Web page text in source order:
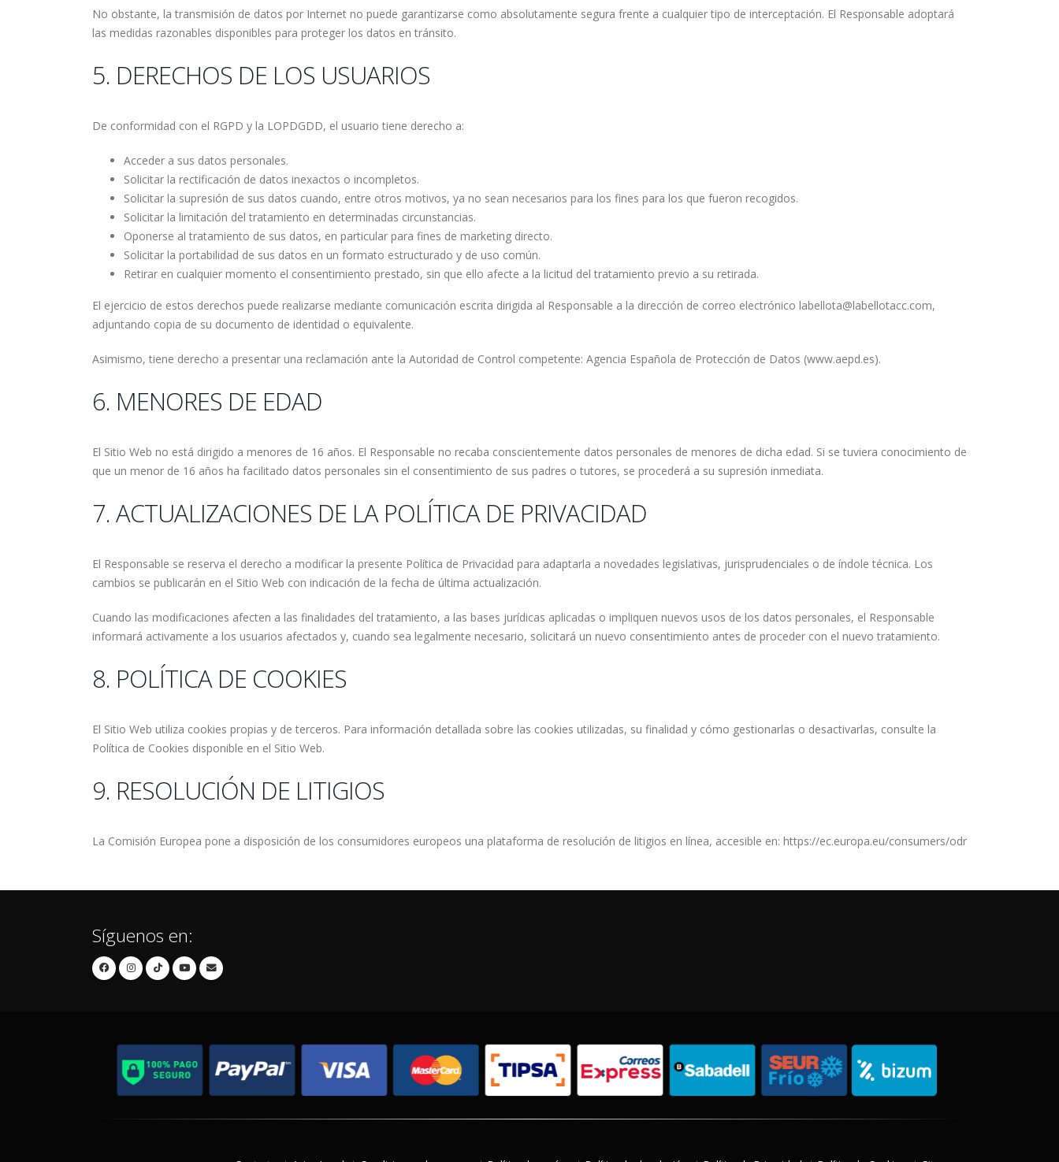
No obstante, la transmisión de datos por Internet no puede garantizarse como absolutamente segura frente a cualquier tipo de interceptación. El Responsable adoptará
las medidas razonables disponibles para proteger los datos en tránsito.
5. DERECHOS DE LOS USUARIOS
De conformidad con el RGPD y la LOPDGDD, el usuario tiene derecho a:
Acceder a sus datos personales.
Solicitar la rectificación de datos inexactos o incompletos.
Solicitar la supresión de sus datos cuando, entre otros motivos, ya no sean necesarios para los fines para los que fueron recogidos.
Solicitar la limitación del tratamiento en determinadas circunstancias.
Oponerse al tratamiento de sus datos, en particular para fines de marketing directo.
Solicitar la portabilidad de sus datos en un formato estructurado y de uso común.
Retirar en cualquier momento el consentimiento prestado, sin que ello afecte a la licitud del tratamiento previo a su retirada.
El ejercicio de estos derechos puede realizarse mediante comunicación escrita dirigida al Responsable a la dirección de correo electrónico labellota@labellotacc.com,
adjuntando copia de su documento de identidad o equivalente.
Asimismo, tiene derecho a presentar una reclamación ante la Autoridad de Control competente: Agencia Española de Protección de Datos (www.aepd.es).
6. MENORES DE EDAD
El Sitio Web no está dirigido a menores de 16 años. El Responsable no recaba conscientemente datos personales de menores de dicha edad. Si se tuviera conocimiento de
que un menor de 16 años ha facilitado datos personales sin el consentimiento de sus padres o tutores, se procederá a su supresión inmediata.
7. ACTUALIZACIONES DE LA POLÍTICA DE PRIVACIDAD
El Responsable se reserva el derecho a modificar la presente Política de Privacidad para adaptarla a novedades legislativas, jurisprudenciales o de índole técnica. Los
cambios se publicarán en el Sitio Web con indicación de la fecha de última actualización.
Cuando las modificaciones afecten a las finalidades del tratamiento, a las bases jurídicas aplicadas o impliquen nuevos usos de los datos personales, el Responsable
informará activamente a los usuarios afectados y, cuando sea legalmente necesario, solicitará un nuevo consentimiento antes de proceder con el nuevo tratamiento.
8. POLÍTICA DE COOKIES
El Sitio Web utiliza cookies propias y de terceros. Para información detallada sobre las cookies utilizadas, su finalidad y cómo gestionarlas o desactivarlas, consulte la
Política de Cookies disponible en el Sitio Web.
9. RESOLUCIÓN DE LITIGIOS
La Comisión Europea pone a disposición de los consumidores europeos una plataforma de resolución de litigios en línea, accesible en: https://ec.europa.eu/consumers/odr
Síguenos en: